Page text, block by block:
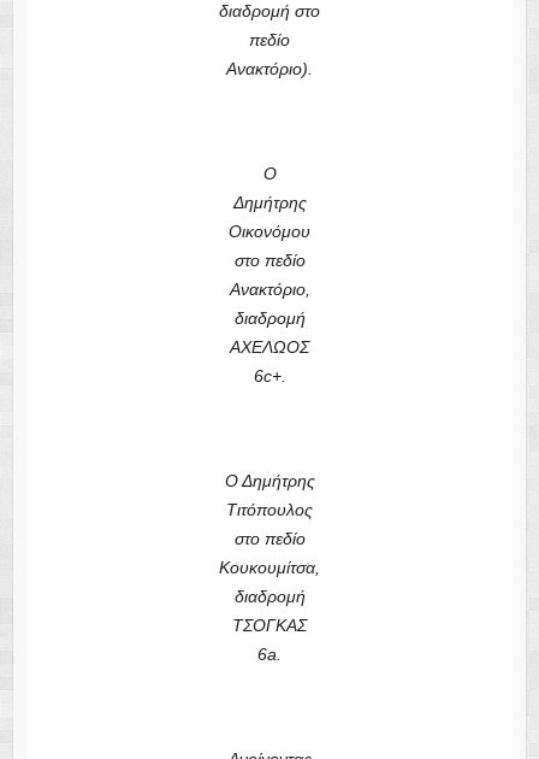
διαδρομή στο
πεδίο
Ανακτόριο).
Ο
Δημήτρης
Οικονόμου
στο πεδίο
Ανακτόριο,
διαδρομή
ΑΧΕΛΩΟΣ
6c+.
Ο Δημήτρης
Τιτόπουλος
στο πεδίο
Κουκουμίτσα,
διαδρομή
ΤΣΟΓΚΑΣ
6a.